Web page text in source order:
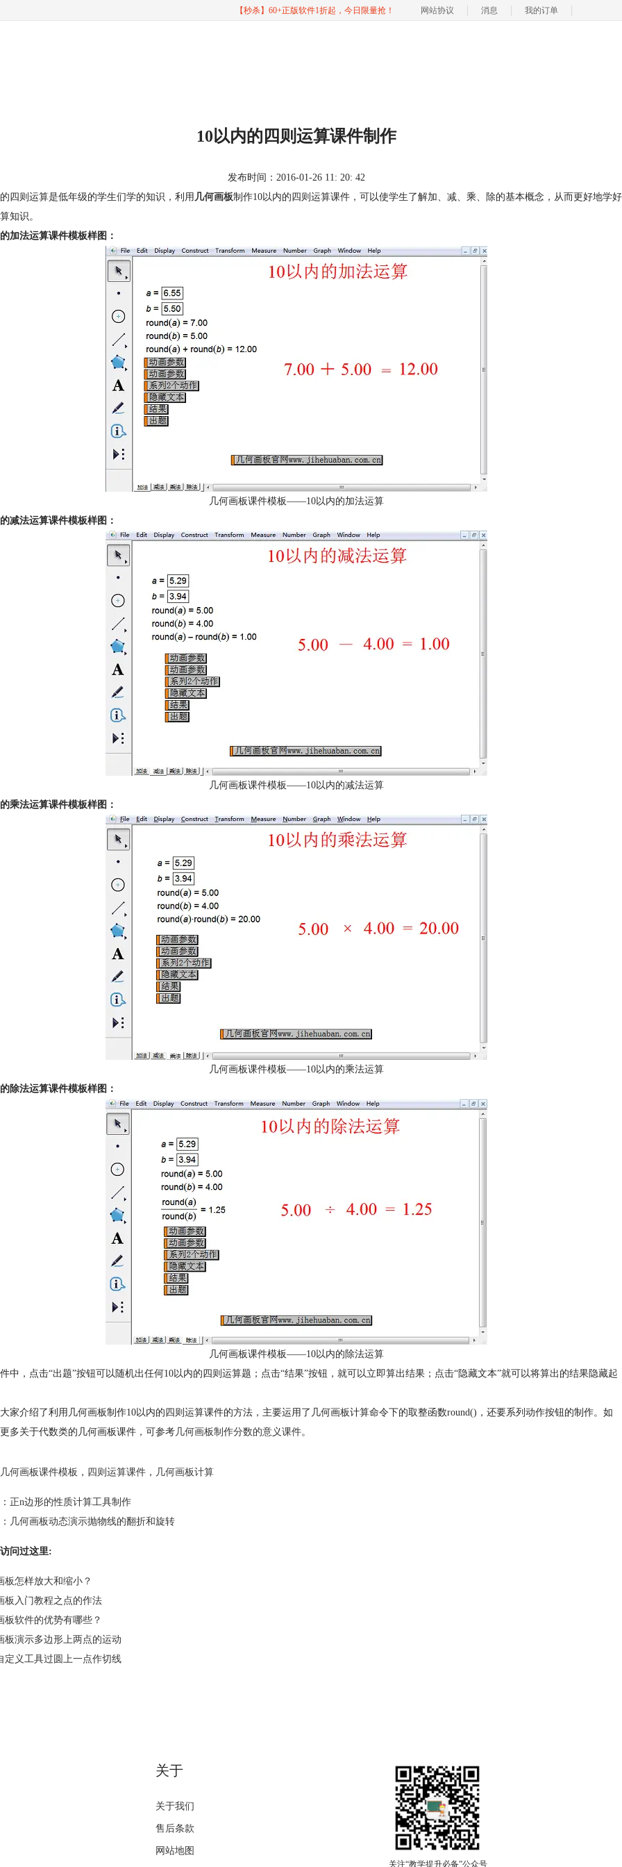
【秒杀】60+正版软件1折起，今日限量抢！ 网站协议 消息 我的订单
10以内的四则运算课件制作
发布时间：2016-01-26 11: 20: 42
四则运算是低年级的学生们学的知识，利用 几何画板制作10以内的四则运算课件，可以使学生了解加、减、乘、除的基本概念，从而更好地学好
知识。
加法运算课件模板样图：
几何画板课件模板——10以内的加法运算
减法运算课件模板样图：
几何画板课件模板——10以内的减法运算
乘法运算课件模板样图：
几何画板课件模板——10以内的乘法运算
除法运算课件模板样图：
几何画板课件模板——10以内的除法运算
中，点击“出题”按钮可以随机出任何10以内的四则运算题；点击“结果”按钮，就可以立即算出结果；点击“隐藏文本”就可以将算出的结果隐藏起
家介绍了利用几何画板制作10以内的四则运算课件的方法，主要运用了几何画板计算命令下的取整函数round()，还要系列动作按钮的制作。如
多关于代数类的几何画板课件，可参考几何画板制作分数的意义课件。
几何画板课件模板 ， 四则运算课件 ， 几何画板计算
正n边形的性质计算工具制作
几何画板动态演示抛物线的翻折和旋转
问过这里:
板怎样放大和缩小？
板入门教程之点的作法
板软件的优势有哪些？
板演示多边形上两点的运动
定义工具过圆上一点作切线
关于
关于我们
售后条款
网站地图
关注“教学提升必备”公众号